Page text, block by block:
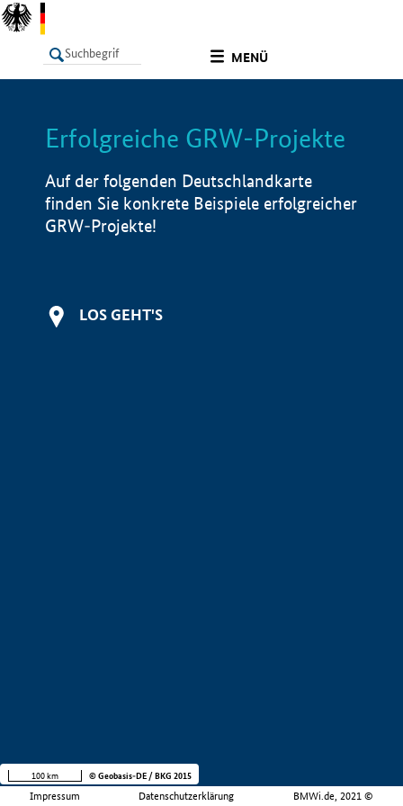
MENÜ
LISTE Info
Erfolgreiche GRW-Projekte
Auf der folgenden Deutschlandkarte
finden Sie konkrete Beispiele erfolgreicher
GRW-Projekte!
LOS GEHT'S
Impressum Datenschutzerklärung BMWi.de, 2021 ©
100 km © Geobasis-DE / BKG 2015